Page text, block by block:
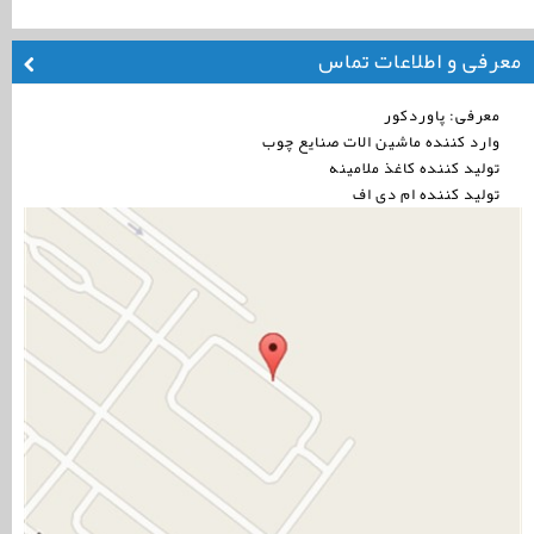
معرفی و اطلاعات تماس
معرفی: پاوردکور
وارد کننده ماشین الات صنایع چوب
تولید کننده کاغذ ملامینه
تولید کننده ام دی اف